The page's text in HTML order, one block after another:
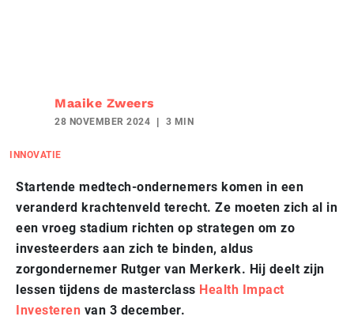
Maaike Zweers
28 NOVEMBER 2024 3 MIN
INNOVATIE
Startende medtech-ondernemers komen in een
veranderd krachtenveld terecht. Ze moeten zich al in
een vroeg stadium richten op strategen om zo
investeerders aan zich te binden, aldus
zorgondernemer Rutger van Merkerk. Hij deelt zijn
lessen tijdens de masterclass Health Impact
Investeren van 3 december.